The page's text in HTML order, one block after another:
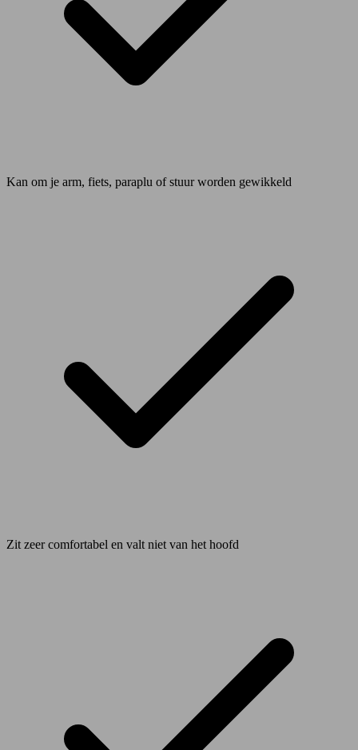
Kan om je arm, fiets, paraplu of stuur worden gewikkeld
Zit zeer comfortabel en valt niet van het hoofd